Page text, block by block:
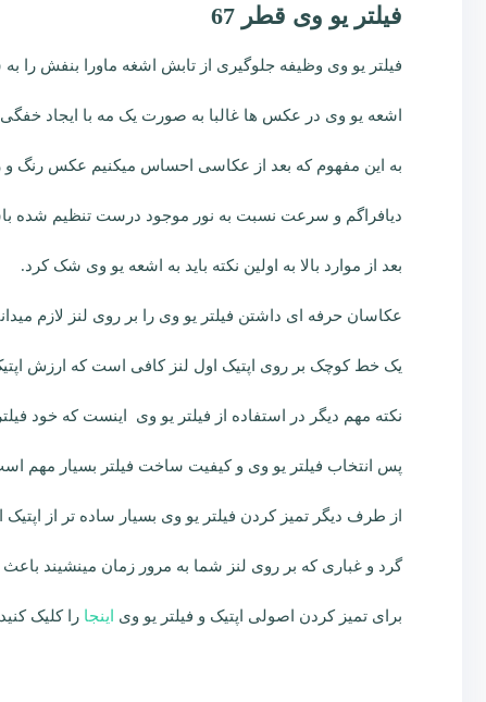
فیلتر یو وی قطر 67
فیلتر یو وی وظیفه جلوگیری از تابش اشغه ماورا بنفش را
اشعه یو وی در عکس ها غالبا به صورت یک مه با ایجاد
به این مفهوم که بعد از عکاسی احساس میکنیم عکس رنگ و
دیافراگم و سرعت نسبت به نور موجود درست تنظیم شده
بعد از موارد بالا به اولین نکته باید به اشعه یو وی شک کرد.
عکاسان حرفه ای داشتن فیلتر یو وی را بر روی لنز لازم
یک خط کوچک بر روی اپتیک اول لنز کافی است که ارزش
نکته مهم دیگر در استفاده از فیلتر یو وی اینست که خود
پس انتخاب فیلتر یو وی و کیفیت ساخت فیلتر بسیار مهم
از طرف دیگر تمیز کردن فیلتر یو وی بسیار ساده تر از
گرد و غباری که بر روی لنز شما به مرور زمان مینشیند
برای تمیز کردن اصولی اپتیک و فیلتر یو وی اینجا را کلیک